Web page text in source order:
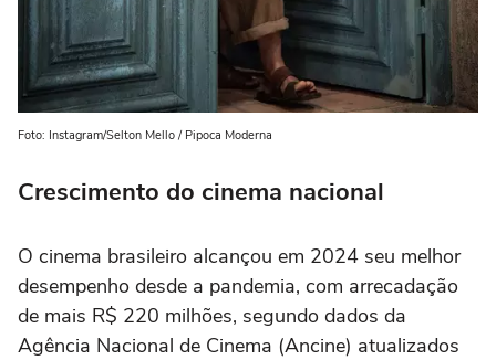
Foto: Instagram/Selton Mello / Pipoca Moderna
Crescimento do cinema nacional
O cinema brasileiro alcançou em 2024 seu melhor
desempenho desde a pandemia, com arrecadação
de mais R$ 220 milhões, segundo dados da
Agência Nacional de Cinema (Ancine) atualizados